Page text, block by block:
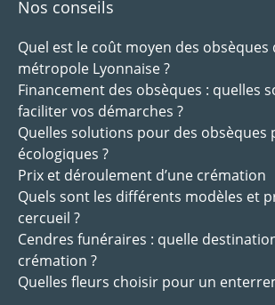
Nos conseils
Quel est le coût moyen des obsèques
métropole Lyonnaise ?
Financement des obsèques : quelles
faciliter vos démarches ?
Quelles solutions pour des obsèques
écologiques ?
Prix et déroulement d’une crémation
Quels sont les différents modèles et
cercueil ?
Cendres funéraires : quelle
crémation ?
Quelles fleurs choisir pour un